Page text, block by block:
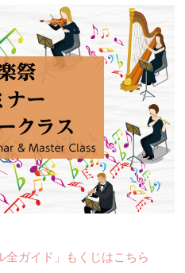
全ガイド」もくじはこちら